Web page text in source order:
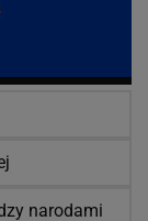
narodami